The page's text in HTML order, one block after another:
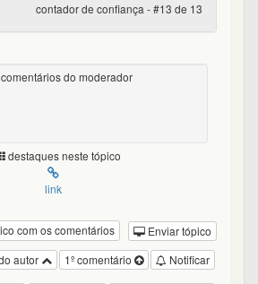
contador de confiança - #13 de 13
do moderador
destaques neste tópico
link
com os comentários
Enviar tópico
Notificar
1º comentário
autor